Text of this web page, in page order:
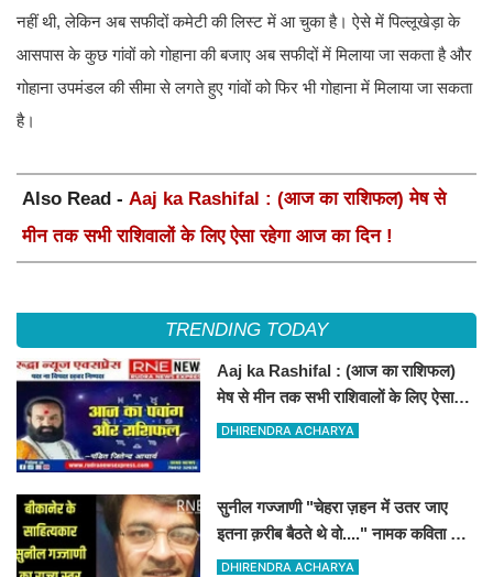
नहीं थी, लेकिन अब सफीदों कमेटी की लिस्ट में आ चुका है। ऐसे में पिल्लूखेड़ा के
आसपास के कुछ गांवों को गोहाना की बजाए अब सफीदों में मिलाया जा सकता है और
गोहाना उपमंडल की सीमा से लगते हुए गांवों को फिर भी गोहाना में मिलाया जा सकता
है।
Also Read - Aaj ka Rashifal : (आज का राशिफल) मेष से
मीन तक सभी राशिवालों के लिए ऐसा रहेगा आज का दिन !
TRENDING TODAY
Aaj ka Rashifal : (आज का राशिफल)
मेष से मीन तक सभी राशिवालों के लिए ऐसा
रहेगा आज का दिन !
DHIRENDRA ACHARYA
सुनील गज्जाणी "चेहरा ज़हन में उतर जाए
इतना क़रीब बैठते थे वो...." नामक कविता के
लिए राज्य स्तर पर सम्मानित होंगे
DHIRENDRA ACHARYA